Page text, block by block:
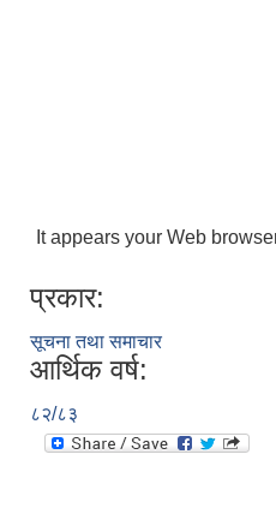
It appears your Web
प्रकार:
सूचना तथा समाचार
आर्थिक वर्ष:
८२/८३